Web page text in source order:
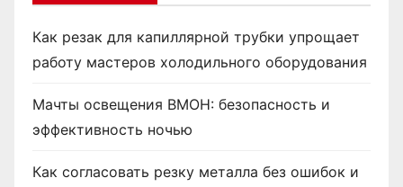
Как резак для капиллярной трубки упрощает
работу мастеров холодильного оборудования
Мачты освещения ВМОН: безопасность и
эффективность ночью
Как согласовать резку металла без ошибок и